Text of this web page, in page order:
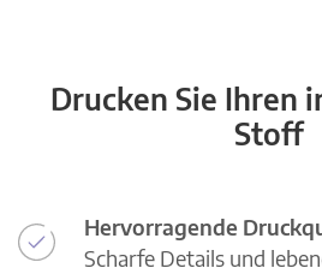
Drucken Sie Ihren
Stoff
Hervorragende
Scharfe Details und